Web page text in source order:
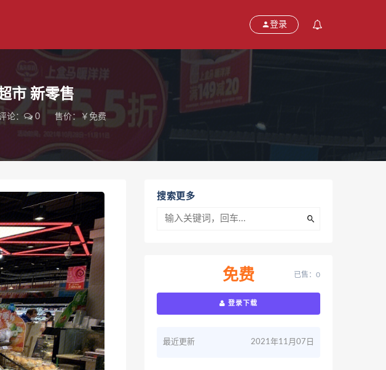
登录
市 新零售
论： 0 售价：￥免费
搜索更多
免费 已售：0
登录下载
最近更新 2021年11月07日